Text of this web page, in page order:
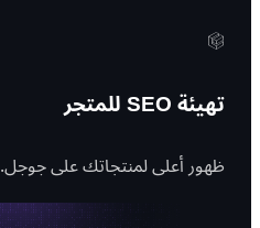
تهيئة SEO للمتجر
ظهور أعلى لمنتجاتك على جوجل.